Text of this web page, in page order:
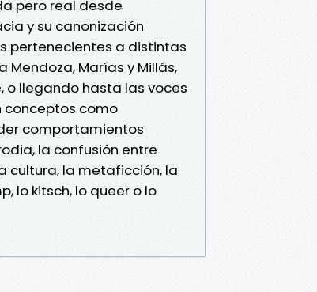
pero real desde
y su canonización
pertenecientes a distintas
Mendoza, Marías y Millás,
o llegando hasta las voces
conceptos como
comportamientos
la confusión entre
cultura, la metaficción, la
lo kitsch, lo queer o lo